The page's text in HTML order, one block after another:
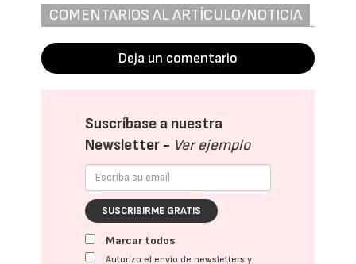
COMENTARIOS AL ARTÍCULO/NOTICIA
Deja un comentario
Suscríbase a nuestra
Newsletter - Ver ejemplo
SUSCRIBIRME GRATIS
Marcar todos
Autorizo el envío de newsletters y